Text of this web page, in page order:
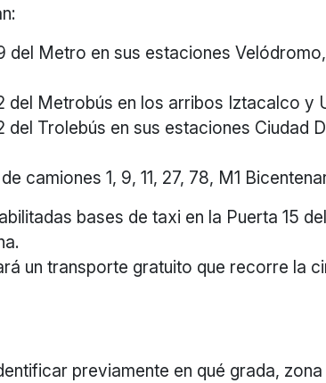
del Metro en sus estaciones
del Metrobús en los arribos Iztacalco y
del Trolebús en sus estaciones Ciudad
camiones 1, 9, 11, 27, 78, M1
bases de taxi en la Puerta 15
un transporte gratuito que recorre la
previamente en qué grada,